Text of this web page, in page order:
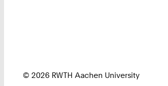
© 2026 RWTH Aachen University